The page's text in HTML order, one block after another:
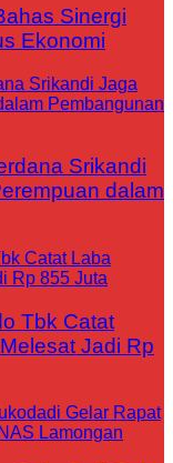
Sinergi
Ekonomi
Srikandi
dalam
Tbk Catat
Jadi Rp